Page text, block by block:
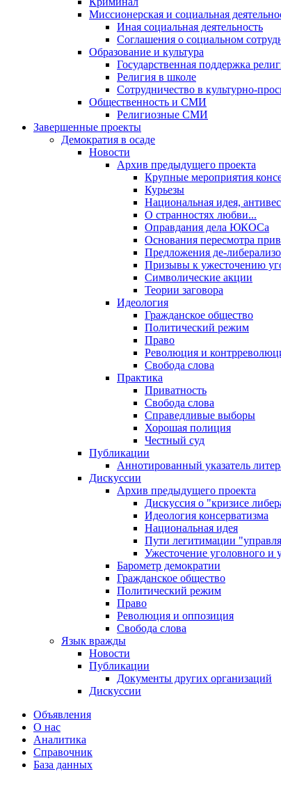
Миссионерская и социальная
Иная социальная деятельность
Соглашения о социальном
Образование и культура
Государственная поддержка
Религия в школе
Сотрудничество в культурно-
Общественность и СМИ
Религиозные СМИ
Завершенные проекты
Демократия в осаде
Новости
Архив предыдущего проекта
Крупные мероприятия
Курьезы
Национальная идея,
О странностях любви...
Оправдания дела ЮКОСа
Основания пересмотра
Предложения де-
Призывы к ужесточению
Символические акции
Теории заговора
Идеология
Гражданское общество
Политический режим
Право
Революция и
Свобода слова
Практика
Приватность
Свобода слова
Справедливые выборы
Хорошая полиция
Честный суд
Публикации
Аннотированный указатель
Дискуссии
Архив предыдущего проекта
Дискуссия о "кризисе
Идеология консерватизма
Национальная идея
Пути легитимации
Ужесточение уголовного и
Барометр демократии
Гражданское общество
Политический режим
Право
Революция и оппозиция
Свобода слова
Язык вражды
Новости
Публикации
Документы других организаций
Дискуссии
Объявления
О нас
Аналитика
Справочник
База данных